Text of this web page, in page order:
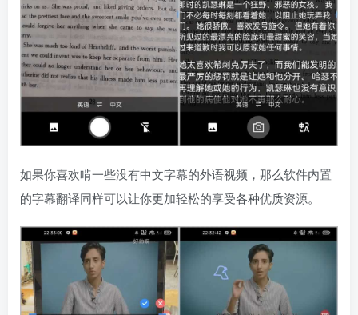
如果你喜欢啃一些没有中文字幕的外语视频，那么软件内置
的字幕翻译同样可以让你更加轻松的享受各种优质资源。